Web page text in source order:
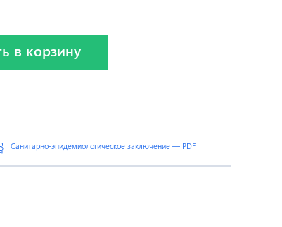
в корзину
Санитарно-эпидемиологическое заключение — PDF